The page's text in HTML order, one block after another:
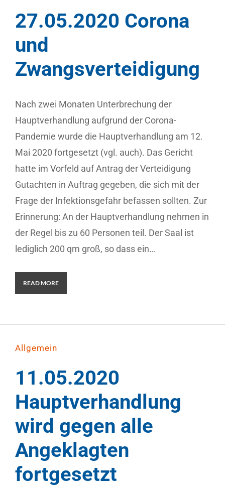
27.05.2020 Corona
und
Zwangsverteidigung
Nach zwei Monaten Unterbrechung der
Hauptverhandlung aufgrund der Corona-
Pandemie wurde die Hauptverhandlung am 12.
Mai 2020 fortgesetzt (vgl. auch). Das Gericht
hatte im Vorfeld auf Antrag der Verteidigung
Gutachten in Auftrag gegeben, die sich mit der
Frage der Infektionsgefahr befassen sollten. Zur
Erinnerung: An der Hauptverhandlung nehmen in
der Regel bis zu 60 Personen teil. Der Saal ist
lediglich 200 qm groß, so dass ein…
READ MORE
Allgemein
11.05.2020
Hauptverhandlung
wird gegen alle
Angeklagten
fortgesetzt